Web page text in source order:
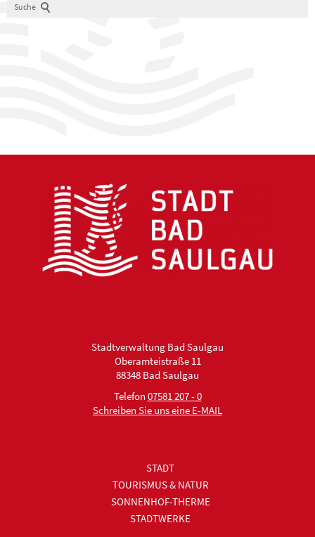
Suche
Stadtverwaltung Bad Saulgau
Oberamteistraße 11
88348 Bad Saulgau
Telefon 07581 207 - 0
Schreiben Sie uns eine E-MAIL
STADT
TOURISMUS & NATUR
SONNENHOF-THERME
STADTWERKE